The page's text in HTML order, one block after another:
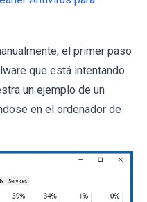
el primer paso
que está intentando
un ejemplo de un
en el ordenador de